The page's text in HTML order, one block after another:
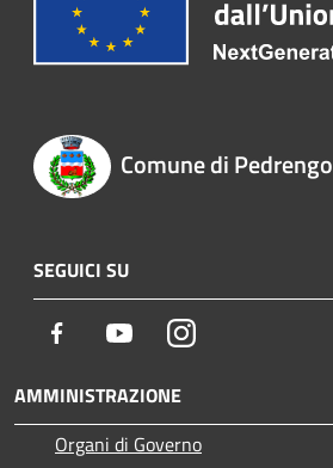
Comune di Pedrengo
SEGUICI SU
Facebook YoutubeInstagram
AMMINISTRAZIONE
Organi di Governo